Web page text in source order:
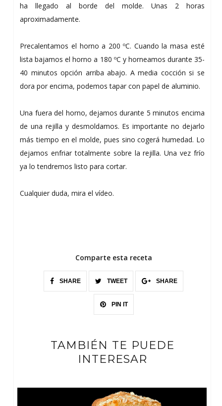
ha llegado al borde del molde. Unas 2 horas
aproximadamente.
Precalentamos el horno a 200 ºC. Cuando la masa esté
lista bajamos el horno a 180 ºC y horneamos durante 35-
40 minutos opción arriba abajo. A media cocción si se
dora por encima, podemos tapar con papel de aluminio.
Una fuera del horno, dejamos durante 5 minutos encima
de una rejilla y desmoldamos. Es importante no dejarlo
más tiempo en el molde, pues sino cogerá humedad. Lo
dejamos enfriar totalmente sobre la rejilla. Una vez frío
ya lo tendremos listo para cortar.
Cualquier duda, mira el vídeo.
Comparte esta receta
SHARE TWEET SHARE
PIN IT
TAMBIÉN TE PUEDE
INTERESAR